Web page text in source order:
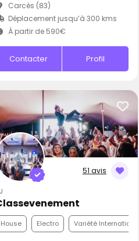
Carcès (83)
Déplacement jusqu’à 300 kms
À partir de 590€
Contacter Profil
51 avis
House Electro Variété